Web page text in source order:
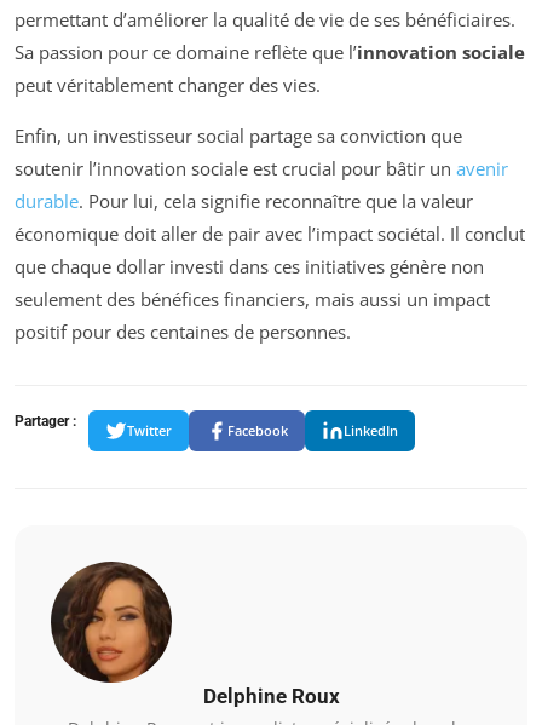
permettant d’améliorer la qualité de vie de ses bénéficiaires.
Sa passion pour ce domaine reflète que l’innovation sociale
peut véritablement changer des vies.
Enfin, un investisseur social partage sa conviction que
soutenir l’innovation sociale est crucial pour bâtir un avenir
durable. Pour lui, cela signifie reconnaître que la valeur
économique doit aller de pair avec l’impact sociétal. Il conclut
que chaque dollar investi dans ces initiatives génère non
seulement des bénéfices financiers, mais aussi un impact
positif pour des centaines de personnes.
Partager :
Twitter Facebook LinkedIn
Delphine Roux